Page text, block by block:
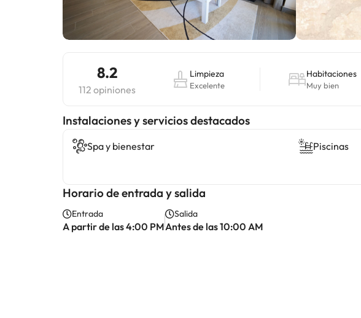
8.2
112 opiniones
Limpieza
Excelente
Habitaciones
Muy bien
Instalaciones y servicios destacados
Spa y bienestar Piscinas
Horario de entrada y salida
Entrada
A partir de las 4:00 PM
Salida
Antes de las 10:00 AM